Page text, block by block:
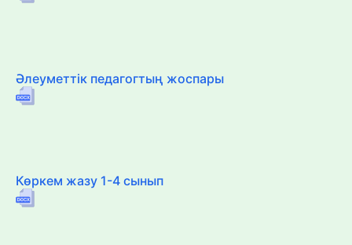
Әлеуметтік педагогтың жоспары
Көркем жазу 1-4 сынып